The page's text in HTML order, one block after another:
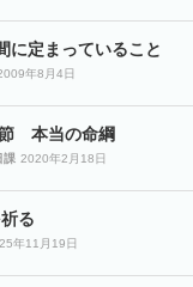
に定まっていること
年8月4日
本当の命綱
課 2020年2月18日
る
年11月19日